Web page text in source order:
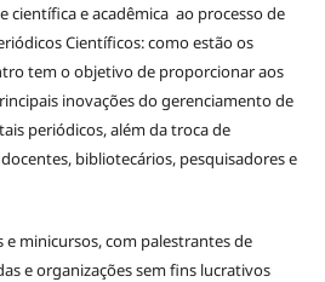
científica e acadêmica ao processo de
Científicos: como estão os
tem o objetivo de proporcionar aos
inovações do gerenciamento de
periódicos, além da troca de
bibliotecários, pesquisadores e
e minicursos, com palestrantes de
e organizações sem fins lucrativos